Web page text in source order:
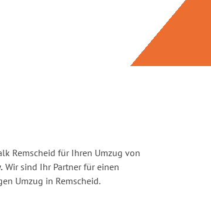
Remscheid für Ihren Umzug von
Wir sind Ihr Partner für einen
Umzug in Remscheid.